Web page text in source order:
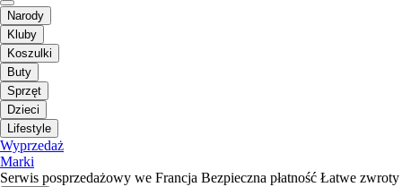
Narody
Kluby
Koszulki
Buty
Sprzęt
Dzieci
Lifestyle
Wyprzedaż
Marki
Serwis posprzedażowy we Francja Bezpieczna płatność Łatwe zwroty